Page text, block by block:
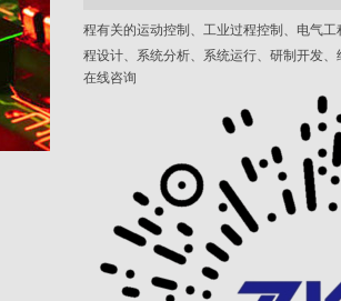
程有关的运动控制、工业过程控制、电气
程设计、系统分析、系统运行、研制开发、
在线咨询